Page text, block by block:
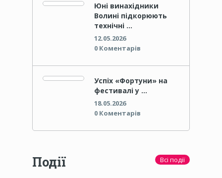
Юні винахідники
Волині підкорюють
технічні …
12.05.2026
0 Коментарів
Успіх «Фортуни» на
фестивалі у …
18.05.2026
0 Коментарів
Події Всі події